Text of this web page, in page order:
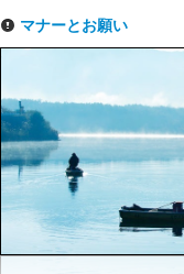
マナーとお願い